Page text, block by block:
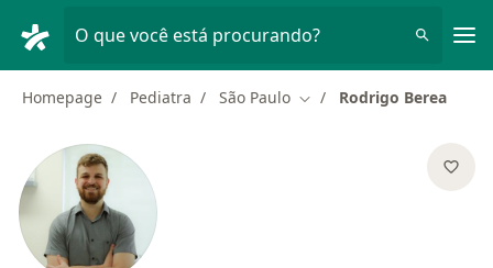
O que você está procurando?
Homepage Pediatra São Paulo Mudar de cidade
Rodrigo Berea